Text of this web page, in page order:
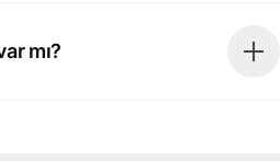
mı?